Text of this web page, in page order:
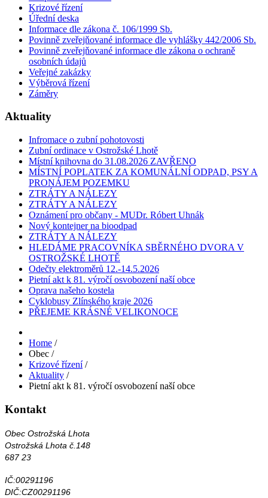
Krizové řízení
Úřední deska
Informace dle zákona č. 106/1999 Sb.
Povinně zveřejňované informace dle vyhlášky 442/2006 Sb.
Povinně zveřejňované informace dle zákona o ochraně
osobních údajů
Veřejné zakázky
Výběrová řízení
Záměry
Aktuality
Infromace o zubní pohotovosti
Zubní ordinace v Ostrožské Lhotě
Místní knihovna do 31.08.2026 ZAVŘENO
MÍSTNÍ POPLATEK ZA KOMUNÁLNÍ ODPAD, PSY A
PRONÁJEM POZEMKU
ZTRÁTY A NÁLEZY
ZTRÁTY A NÁLEZY
Oznámení pro občany - MUDr. Róbert Uhnák
Nový kontejner na bioodpad
ZTRÁTY A NÁLEZY
HLEDÁME PRACOVNÍKA SBĚRNÉHO DVORA V
OSTROŽSKÉ LHOTĚ
Odečty elektroměrů 12.-14.5.2026
Pietní akt k 81. výročí osvobození naší obce
Oprava našeho kostela
Cyklobusy Zlínského kraje 2026
PŘEJEME KRÁSNÉ VELIKONOCE
Home /
Obec /
Krizové řízení /
Aktuality /
Pietní akt k 81. výročí osvobození naší obce
Kontakt
Obec Ostrožská Lhota
Ostrožská Lhota č.148
687 23
IČ:00291196
DIČ:CZ00291196